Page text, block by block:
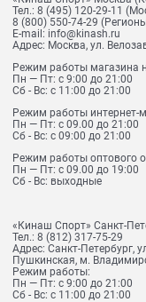
Тел.: 8 (495) 120-29-11
8 (800) 550-74-29
E-mail: info@kinash.ru
Адрес: Москва, ул.
Режим работы магазина
Пн — Пт: с 9:00 до 21:00
Сб - Вс: с 11:00 до 21:00
Режим работы интернет-
Пн — Пт: с 09.00 до 21:00
Сб - Вс: с 09:00 до 21:00
Режим работы оптового
Пн — Пт: с 09.00 до 19:00
Сб - Вс: выходные
«Кинаш Спорт» Санкт-
Тел.: 8 (812) 317-75-29
Адрес: Санкт-Петербург,
Пушкинская, м.
Режим работы:
Пн — Пт: с 9:00 до 21:00
Сб - Вс: с 11:00 до 21:00